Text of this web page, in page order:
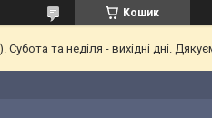
Кошик
та неділя - вихідні дні.